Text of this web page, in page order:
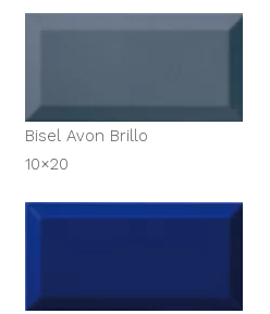
Bisel Avon Brillo
10×20